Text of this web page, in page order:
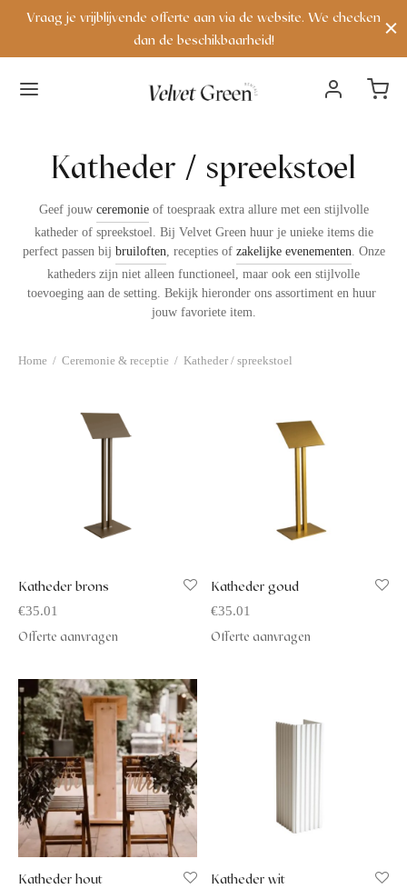
Vraag je vrijblijvende offerte aan via de website. We checken
dan de beschikbaarheid!
Katheder / spreekstoel
Geef jouw ceremonieof toespraak extra allure met een stijlvolle
katheder of spreekstoel. Bij Velvet Green huur je unieke items die
perfect passen bij bruiloften, recepties of zakelijke evenementen. Onze
katheders zijn niet alleen functioneel, maar ook een stijlvolle
toevoeging aan de setting. Bekijk hieronder ons assortiment en huur
jouw favoriete item.
Home / Ceremonie & receptie / Katheder / spreekstoel
Katheder brons
€35.01
Offerte aanvragen
Katheder goud
€35.01
Offerte aanvragen
Katheder hout Katheder wit
& receptie
& bijzettafels
producten
arrivals
& lopers
decoratie
& RECEPTIE
/ spreekstoel
& FRAMES
& backdrops& waxinehouders
en naamkaarthouders
& lopers
& fauteuils
& zitkussens
lichtletters
& BIJZETTAFELS
the look
ons